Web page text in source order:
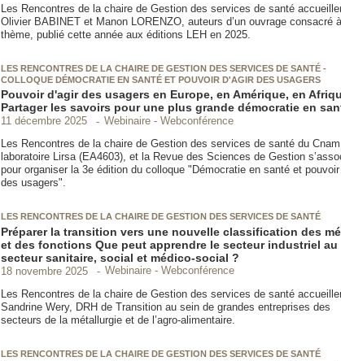
Les Rencontres de la chaire de Gestion des services de santé
Olivier BABINET et Manon LORENZO, auteurs d’un ouvrage consacré
thème, publié cette année aux éditions LEH en 2025.
LES RENCONTRES DE LA CHAIRE DE GESTION DES SERVICES DE SANTÉ -
COLLOQUE DÉMOCRATIE EN SANTÉ ET POUVOIR D'AGIR DES USAGERS
Pouvoir d'agir des usagers en Europe, en Amérique, en
Partager les savoirs pour une plus grande démocratie en
11 décembre 2025
Webinaire - Webconférence
Les Rencontres de la chaire de Gestion des services de santé du
laboratoire Lirsa (EA4603), et la Revue des Sciences de Gestion
pour organiser la 3e édition du colloque "Démocratie en santé et pouvoir
des usagers".
LES RENCONTRES DE LA CHAIRE DE GESTION DES SERVICES DE SANTÉ
Préparer la transition vers une nouvelle classification des
et des fonctions Que peut apprendre le secteur industriel au
secteur sanitaire, social et médico-social ?
18 novembre 2025
Webinaire - Webconférence
Les Rencontres de la chaire de Gestion des services de santé
Sandrine Wery, DRH de Transition au sein de grandes entreprises des
secteurs de la métallurgie et de l’agro-alimentaire.
LES RENCONTRES DE LA CHAIRE DE GESTION DES SERVICES DE SANTÉ